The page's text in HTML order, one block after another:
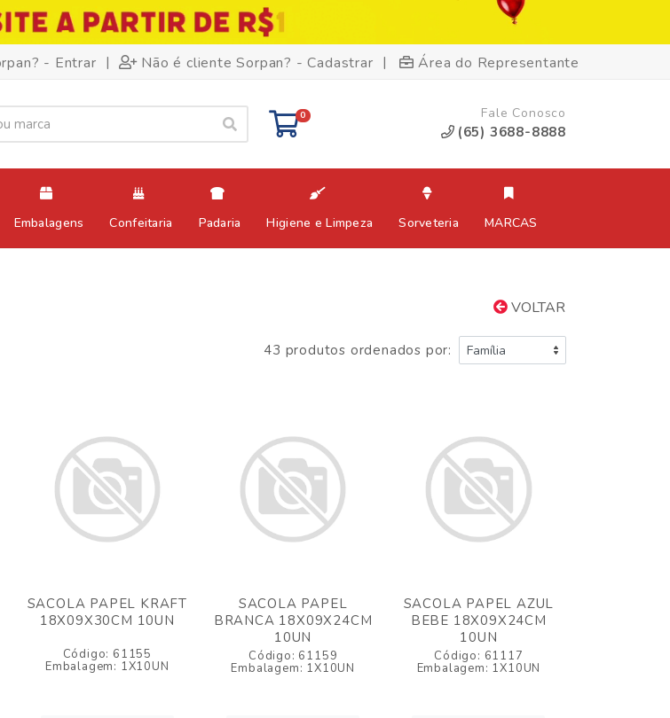
- Entrar | Não é cliente Sorpan? - Cadastrar | Área do Representante
0 Fale Conosco
(65) 3688-8888
Embalagens Confeitaria Padaria Higiene e Limpeza Sorveteria MARCAS
VOLTAR
43 produtos ordenados por:
SACOLA PAPEL KRAFT
18X09X30CM 10UN
Código: 61155
Embalagem: 1X10UN
SACOLA PAPEL
BRANCA 18X09X24CM
10UN
Código: 61159
Embalagem: 1X10UN
SACOLA PAPEL AZUL
BEBE 18X09X24CM
10UN
Código: 61117
Embalagem: 1X10UN